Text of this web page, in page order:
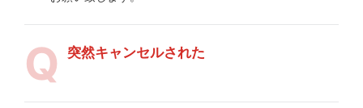
突然キャンセルされた